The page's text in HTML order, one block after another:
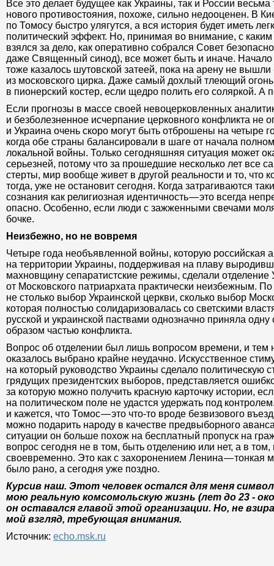
Все это делает будущее как Украины, так и России
нового противостояния, похоже, сильно недооценен. В
по Томосу быстро улягутся, а вся история будет иметь
политический эффект. Но, принимая во внимание, с
взялся за дело, как оперативно собрался Совет
даже Священный синод), все может быть и иначе. Начало
тоже казалось шутовской затеей, пока на арену не
из московского цирка. Даже самый дохлый тлеющий
в пионерский костер, если щедро полить его соляркой. А
Если прогнозы в массе своей невоцерковленных
и безболезненное исчерпание церковного конфликта не
и Украина очень скоро могут быть отброшены на четыре
когда обе страны балансировали в шаге от начала
локальной войны. Только сегодняшняя ситуация может
серьезней, потому что за прошедшие несколько лет все
стерты, мир вообще живет в другой реальности и то, что
тогда, уже не остановит сегодня. Когда затрагиваются
сознания как религиозная идентичность — это всегда
опасно. Особенно, если люди с зажженными свечами
бочке.
Неизбежно, но не вовремя
Четыре года необъявленной войны, которую российская
на территории Украины, поддерживая на плаву
махновщину сепаратистские режимы, сделали отделение
от Московского патриархата практически неизбежным. По
не столько выбор Украинской церкви, сколько выбор
которая полностью солидаризовалась со светскими
русской и украинской паствами однозначно приняла одну
образом частью конфликта.
Вопрос об отделении был лишь вопросом времени, и тем
оказалось выбрано крайне неудачно. Искусственное
на который руководство Украины сделало политическую
грядущих президентских выборов, представляется
за которую можно получить красную карточку истории,
на политическом поле не удастся удержать под
и кажется, что Томос — это что-то вроде безвизового
можно подарить народу в качестве предвыборного
ситуации он больше похож на бесплатный пропуск на
вопрос сегодня не в том, быть отделению или нет, а в том,
своевременно. Это как с захоронением Ленина — тонкая
было рано, а сегодня уже поздно.
Курсив наш. Этот человек остался для меня
мою реальную комсомольскую жизнь (лет до 23 -
он оставался главой этой организации. Но, не
мой взгляд, требующая внимания.
Источник: echo.msk.ru